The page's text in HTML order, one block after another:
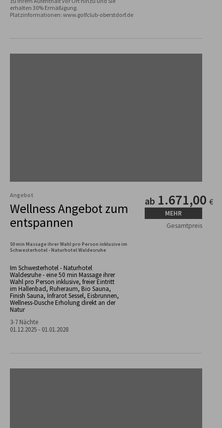
erhalten 30% Ermäßigung.
Angebot
Wellness Angebot zum
entspannen
50 min Massage ihrer Wahl pro Person inklusive im
Schwesterhotel - Naturhotel Waldesruhe
Im Schwesterhotel - Naturhotel
Waldesruhe - eine 50 min Massage ihrer
Wahl pro Person inklusive, freier Eintritt
im Hallenbad, Ruheraum, Bio Sauna,
Finish Sauna, Infrarot Sessel, Eisbrunnen,
Wellness-Dusche Erholung direkt an der
Natur
3-7 Nächte
01.12.2025 - 01.01.2028
ab 1.671,00 €
MEHR
Gesamtpreis